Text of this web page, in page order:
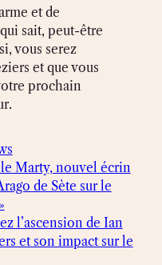
et de
sait, peut-être
vous serez
et que vous
prochain
Marty, nouvel écrin
de Sète sur le
l’ascension de Ian
et son impact sur le